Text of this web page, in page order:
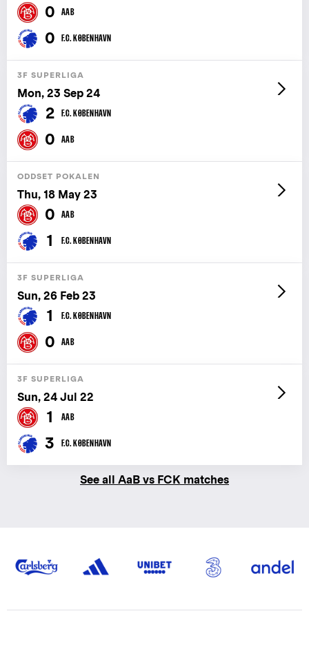
0 AAB
0 F.C. KØBENHAVN
3F SUPERLIGA
Mon, 23 Sep 24
2 F.C. KØBENHAVN
0 AAB
ODDSET POKALEN
Thu, 18 May 23
0 AAB
1 F.C. KØBENHAVN
3F SUPERLIGA
Sun, 26 Feb 23
1 F.C. KØBENHAVN
0 AAB
3F SUPERLIGA
Sun, 24 Jul 22
1 AAB
3 F.C. KØBENHAVN
See all AaB vs FCK matches